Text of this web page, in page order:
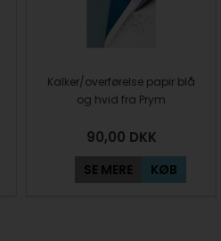
Kalker/overførelse papir blå
og hvid fra Prym
90,00 DKK
SE MERE KØB